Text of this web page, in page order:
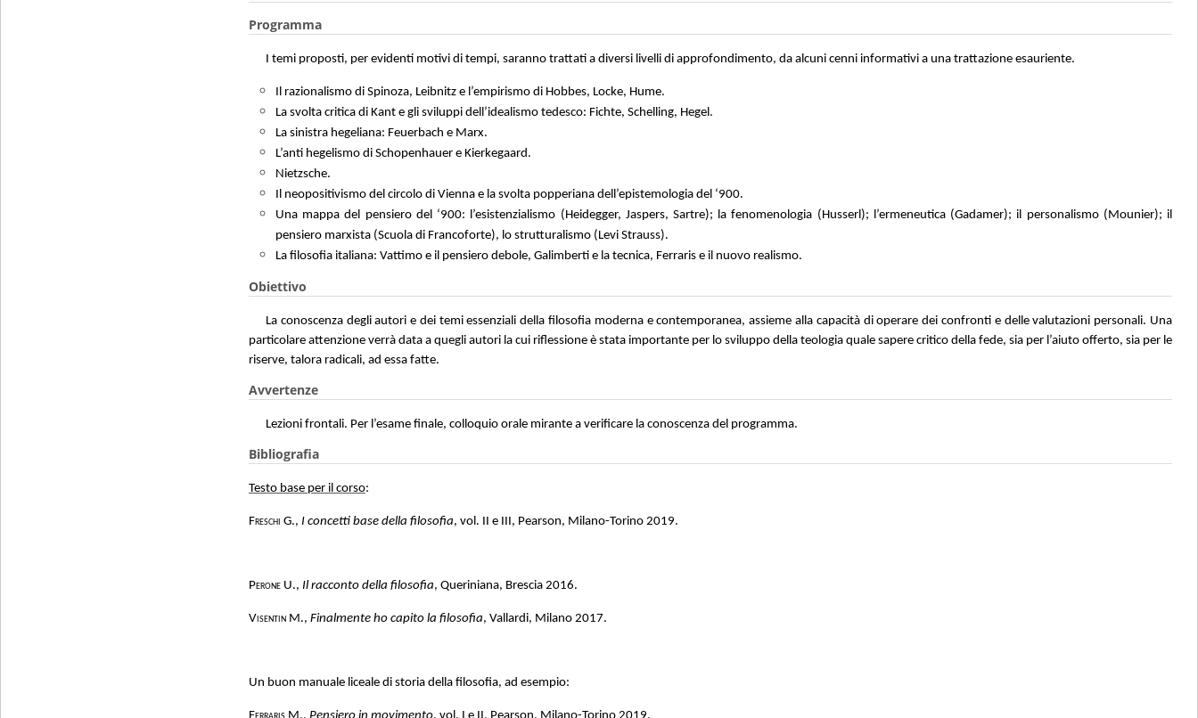
Programma
I temi proposti, per evidenti motivi di tempi, saranno trattati a diversi livelli di approfondimento, da alcuni cenni informativi a una trattazione esauriente.
Il razionalismo di Spinoza, Leibnitz e l’empirismo di Hobbes, Locke, Hume.
La svolta critica di Kant e gli sviluppi dell’idealismo tedesco: Fichte, Schelling, Hegel.
La sinistra hegeliana: Feuerbach e Marx.
L’anti hegelismo di Schopenhauer e Kierkegaard.
Nietzsche.
Il neopositivismo del circolo di Vienna e la svolta popperiana dell’epistemologia del ‘900.
Una mappa del pensiero del ‘900: l’esistenzialismo (Heidegger, Jaspers, Sartre); la fenomenologia (Husserl); l’ermeneutica (Gadamer); il personalismo (Mounier); il
pensiero marxista (Scuola di Francoforte), lo strutturalismo (Levi Strauss).
La filosofia italiana: Vattimo e il pensiero debole, Galimberti e la tecnica, Ferraris e il nuovo realismo.
Obiettivo
La conoscenza degli autori e dei temi essenziali della filosofia moderna e contemporanea, assieme alla capacità di operare dei confronti e delle valutazioni personali. Una
particolare attenzione verrà data a quegli autori la cui riflessione è stata importante per lo sviluppo della teologia quale sapere critico della fede, sia per l’aiuto offerto, sia per le
riserve, talora radicali, ad essa fatte.
Avvertenze
Lezioni frontali. Per l’esame finale, colloquio orale mirante a verificare la conoscenza del programma.
Bibliografia
Testo base per il corso:
Freschi G., I concetti base della filosofia, vol. II e III, Pearson, Milano-Torino 2019.
Perone U., Il racconto della filosofia, Queriniana, Brescia 2016.
Visentin M., Finalmente ho capito la filosofia, Vallardi, Milano 2017.
Un buon manuale liceale di storia della filosofia, ad esempio: